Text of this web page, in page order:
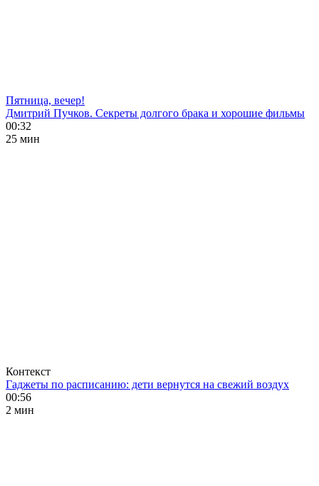
Пятница, вечер!
Дмитрий Пучков. Секреты долгого брака и хорошие фильмы
00:32
25 мин
Контекст
Гаджеты по расписанию: дети вернутся на свежий воздух
00:56
2 мин